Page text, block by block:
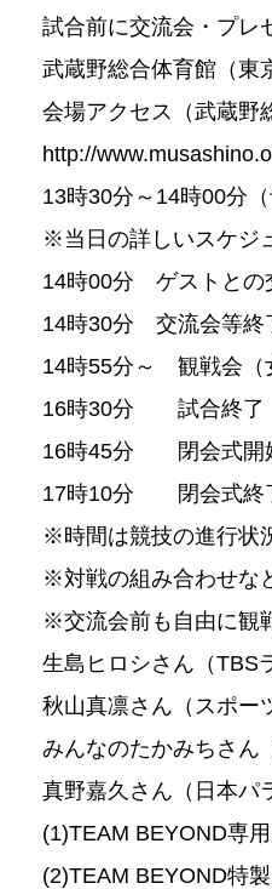
試合前に交流会・プレ
武蔵野総合体育館（東
会場アクセス（武蔵野
http://
13時30分～14時00分（
※当日の詳しいスケジ
14時00分 ゲストとの
14時30分 交流会等終
14時55分～ 観戦会（
16時30分 試合終了
16時45分 閉会式開
17時10分 閉会式終
※時間は競技の進行状
※対戦の組み合わせな
※交流会前も自由に観
生島ヒロシさん（TBS
秋山真凛さん（スポー
みんなのたかみちさん
真野嘉久さん（日本パ
(1)TEAM BEYOND専
(2)TEAM BEYOND特